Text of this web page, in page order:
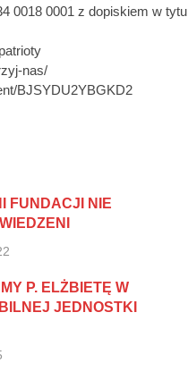
0018 0001 z dopiskiem w
nas/
BJSYDU2YBGKD2
FUNDACJI NIE
P. ELŻBIETĘ W
JEDNOSTKI